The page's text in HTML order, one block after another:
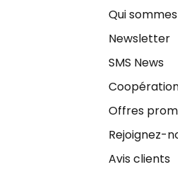
Qui
Newsletter
SMS News
Offres
Rejoignez-
Avis clients